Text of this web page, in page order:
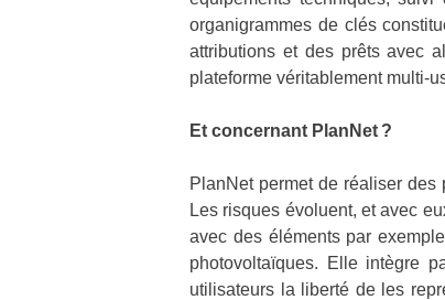
organigrammes de clés
attributions et des prêts avec
plateforme véritablement multi-
Et concernant PlanNet ?
PlanNet permet de réaliser
Les risques évoluent, et avec
avec des éléments par
photovoltaïques. Elle intègre
utilisateurs la liberté de les